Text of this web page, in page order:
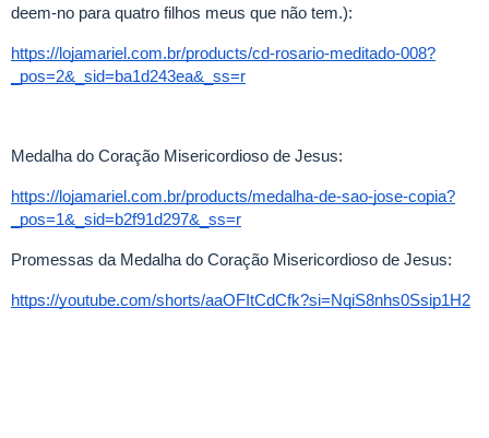
deem-no para quatro filhos meus que não tem.):
https://lojamariel.com.br/products/cd-rosario-meditado-008?
_pos=2&_sid=ba1d243ea&_ss=r
Medalha do Coração Misericordioso de Jesus:
https://lojamariel.com.br/products/medalha-de-sao-jose-copia?
_pos=1&_sid=b2f91d297&_ss=r
Promessas da Medalha do Coração Misericordioso de Jesus:
https://youtube.com/shorts/aaOFItCdCfk?si=NqiS8nhs0Ssip1H2